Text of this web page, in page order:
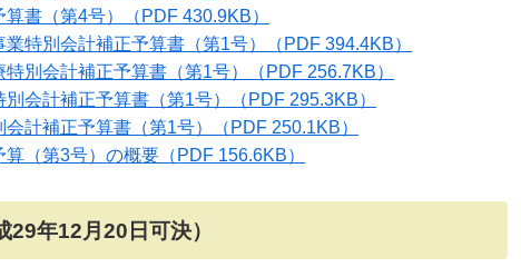
書（第4号）
（PDF 430.9KB）
特別会計補正予算書（第1号）
（PDF 394.4KB）
別会計補正予算書（第1号）
（PDF 256.7KB）
会計補正予算書（第1号）
（PDF 295.3KB）
計補正予算書（第1号）
（PDF 250.1KB）
算（第3号）の概要 （PDF 156.6KB）
年12月20日可決）